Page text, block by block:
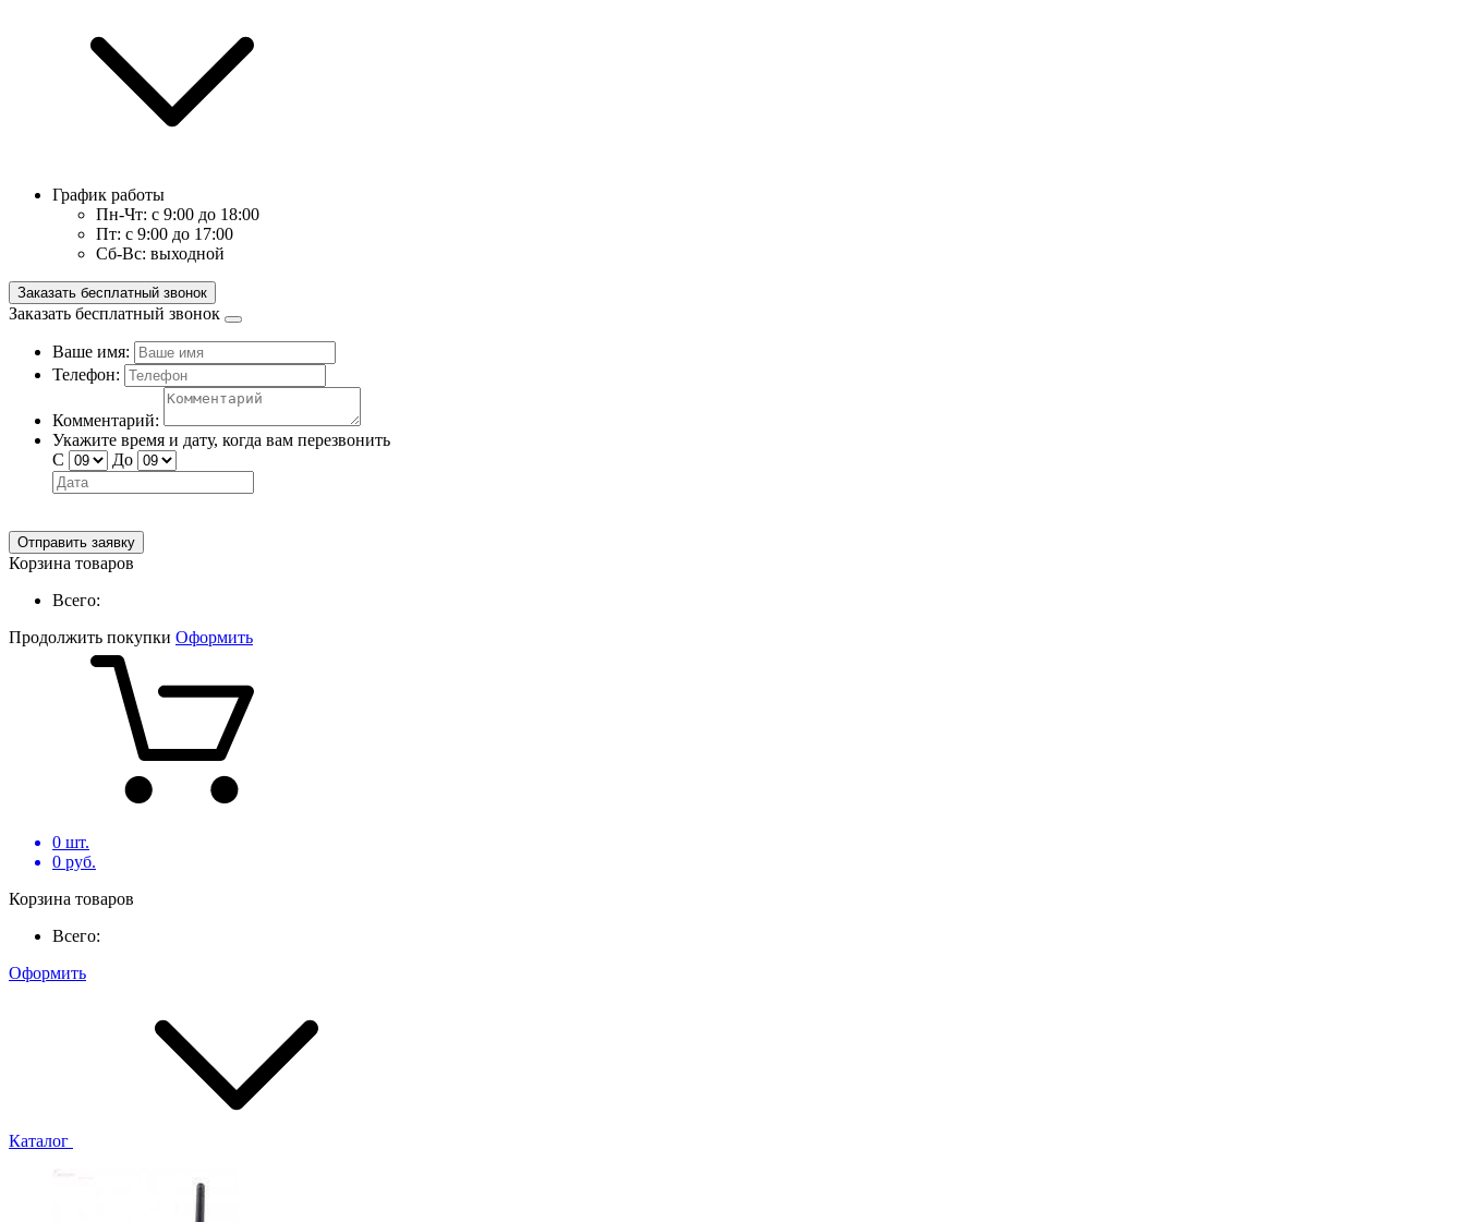
График работы
Пн-Чт: с 9:00 до 18:00
Пт: с 9:00 до 17:00
Сб-Вс: выходной
Заказать бесплатный звонок
Заказать бесплатный звонок
Ваше имя:
Телефон:
Комментарий:
Укажите время и дату, когда вам перезвонить
С
До
Отправить заявку
Корзина товаров
Всего:
Продолжить покупки Оформить
0 шт.
0 руб.
Корзина товаров
Всего:
Оформить
Каталог